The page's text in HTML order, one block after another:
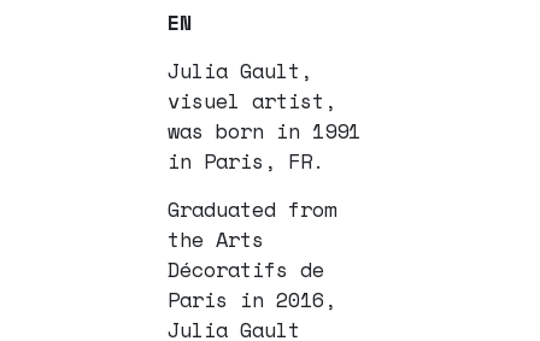
EN
Julia Gault,
visuel artist,
was born in 1991
in Paris, FR.
Graduated from
the Arts
Décoratifs de
Paris in 2016,
Julia Gault